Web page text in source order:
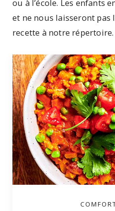
ou à l’école. Les enfants
et ne nous laisseront pas
recette à notre répertoire.